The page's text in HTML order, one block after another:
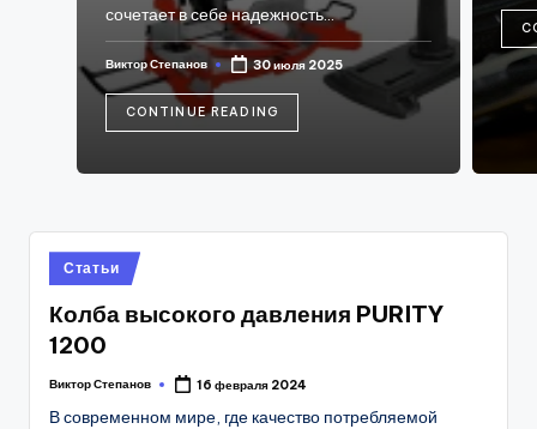
сочетает в себе надежность…
Posted
Виктор Степанов 30 июля 2025
CONTINUE READING
Posted
in
Статьи
Колба высокого давления PURITY
1200
Posted
Виктор Степанов 16 февраля 2024
В современном мире, где качество потребляемой